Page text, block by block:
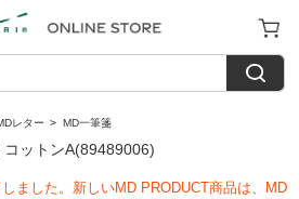
レター > MD一筆箋
ットンA(89489006)
ました。新しいMD PRODUCT商品は、MD